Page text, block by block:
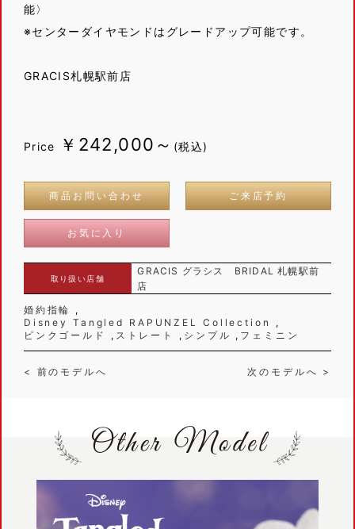
能〉
※センターダイヤモンドはグレードアップ可能です。
GRACIS札幌駅前店
Price ￥242,000～ (税込)
商品お問い合わせ ご来店予約
お気に入り
取り扱い店舗
GRACIS グラシス BRIDAL 札幌駅前
店
婚約指輪
Disney Tangled RAPUNZEL Collection
ピンクゴールド
ストレート シンプル フェミニン
< 前のモデルへ 次のモデルへ >